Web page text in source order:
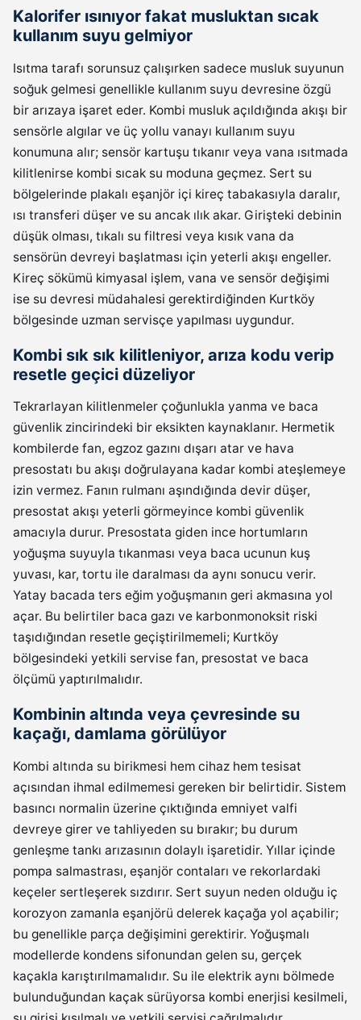
Kalorifer ısınıyor fakat musluktan sıcak
kullanım suyu gelmiyor
Isıtma tarafı sorunsuz çalışırken sadece musluk suyunun
soğuk gelmesi genellikle kullanım suyu devresine özgü
bir arızaya işaret eder. Kombi musluk açıldığında akışı bir
sensörle algılar ve üç yollu vanayı kullanım suyu
konumuna alır; sensör kartuşu tıkanır veya vana ısıtmada
kilitlenirse kombi sıcak su moduna geçmez. Sert su
bölgelerinde plakalı eşanjör içi kireç tabakasıyla daralır,
ısı transferi düşer ve su ancak ılık akar. Girişteki debinin
düşük olması, tıkalı su filtresi veya kısık vana da
sensörün devreyi başlatması için yeterli akışı engeller.
Kireç sökümü kimyasal işlem, vana ve sensör değişimi
ise su devresi müdahalesi gerektirdiğinden Kurtköy
bölgesinde uzman servisçe yapılması uygundur.
Kombi sık sık kilitleniyor, arıza kodu verip
resetle geçici düzeliyor
Tekrarlayan kilitlenmeler çoğunlukla yanma ve baca
güvenlik zincirindeki bir eksikten kaynaklanır. Hermetik
kombilerde fan, egzoz gazını dışarı atar ve hava
presostatı bu akışı doğrulayana kadar kombi ateşlemeye
izin vermez. Fanın rulmanı aşındığında devir düşer,
presostat akışı yeterli görmeyince kombi güvenlik
amacıyla durur. Presostata giden ince hortumların
yoğuşma suyuyla tıkanması veya baca ucunun kuş
yuvası, kar, tortu ile daralması da aynı sonucu verir.
Yatay bacada ters eğim yoğuşmanın geri akmasına yol
açar. Bu belirtiler baca gazı ve karbonmonoksit riski
taşıdığından resetle geçiştirilmemeli; Kurtköy
bölgesindeki yetkili servise fan, presostat ve baca
ölçümü yaptırılmalıdır.
Kombinin altında veya çevresinde su
kaçağı, damlama görülüyor
Kombi altında su birikmesi hem cihaz hem tesisat
açısından ihmal edilmemesi gereken bir belirtidir. Sistem
basıncı normalin üzerine çıktığında emniyet valfi
devreye girer ve tahliyeden su bırakır; bu durum
genleşme tankı arızasının dolaylı işaretidir. Yıllar içinde
pompa salmastrası, eşanjör contaları ve rekorlardaki
keçeler sertleşerek sızdırır. Sert suyun neden olduğu iç
korozyon zamanla eşanjörü delerek kaçağa yol açabilir;
bu genellikle parça değişimini gerektirir. Yoğuşmalı
modellerde kondens sifonundan gelen su, gerçek
kaçakla karıştırılmamalıdır. Su ile elektrik aynı bölmede
bulunduğundan kaçak sürüyorsa kombi enerjisi kesilmeli,